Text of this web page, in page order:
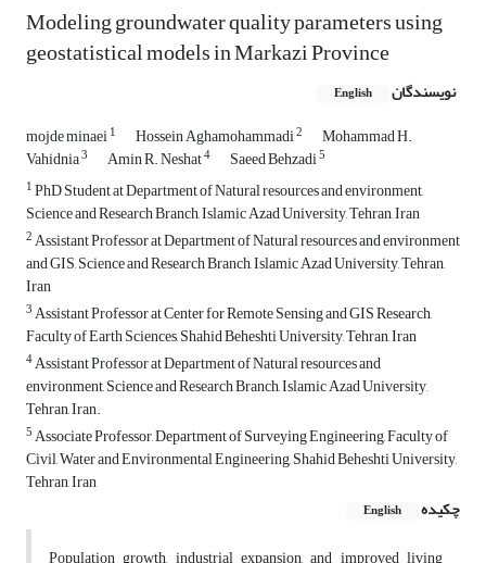
Modeling groundwater quality parameters using
geostatistical models in Markazi Province
نویسندگان English
mojde minaei1 Hossein Aghamohammadi2 Mohammad H.
Vahidnia3 Amin R. Neshat4 Saeed Behzadi5
1PhD Student at Department of Natural resources and environment,
Science and Research Branch, Islamic Azad University, Tehran, Iran
2Assistant Professor at Department of Natural resources and environment
and GIS, Science and Research Branch, Islamic Azad University, Tehran,
Iran
3Assistant Professor at Center for Remote Sensing and GIS Research,
Faculty of Earth Sciences, Shahid Beheshti University, Tehran, Iran
4Assistant Professor at Department of Natural resources and
environment, Science and Research Branch, Islamic Azad University,
Tehran, Iran.
5Associate Professor, Department of Surveying Engineering, Faculty of
Civil, Water and Environmental Engineering, Shahid Beheshti University,
Tehran, Iran
چکیده
English